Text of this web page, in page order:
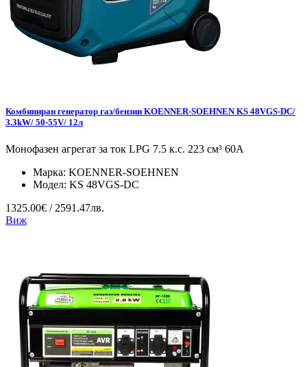
Комбиниран генератор газ/бензин KOENNER-SOEHNEN KS 48VGS-DC/
3.3kW/ 50-55V/ 12л
Монофазен агрегат за ток LPG 7.5 к.с. 223 см³ 60А
Марка: KOENNER-SOEHNEN
Модел: KS 48VGS-DC
1325.00€ / 2591.47лв.
Виж